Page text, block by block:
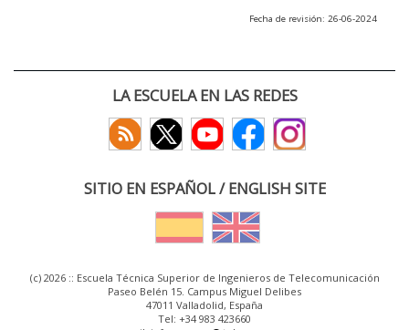
Fecha de revisión: 26-06-2024
LA ESCUELA EN LAS REDES
SITIO EN ESPAÑOL / ENGLISH SITE
(c) 2026 :: Escuela Técnica Superior de Ingenieros de Telecomunicación
Paseo Belén 15. Campus Miguel Delibes
47011 Valladolid, España
Tel: +34 983 423660